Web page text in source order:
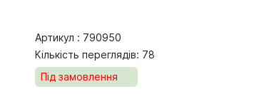
Артикул : 790950
Кількість переглядів: 78
Під замовлення